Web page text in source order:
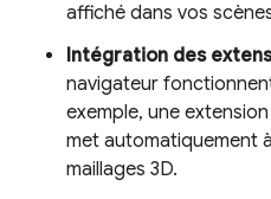
affiché dans vos
Intégration des
navigateur
exemple, une
met automatiquement
maillages 3D.